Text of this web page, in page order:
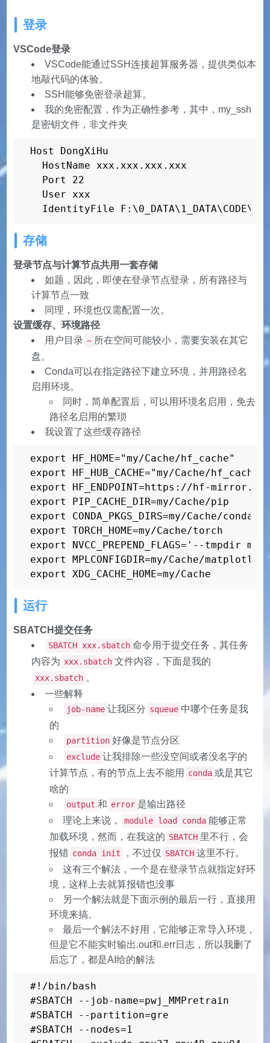
登录
VSCode登录
VSCode能通过SSH连接超算服务器，提供类似本
地敲代码的体验。
SSH能够免密登录超算。
我的免密配置，作为正确性参考，其中，my_ssh
是密钥文件，非文件夹
Host DongXiHu
  HostName xxx.xxx.xxx.xxx
  Port 22
  User xxx
IdentityFile
存储
登录节点与计算节点共用一套存储
如题，因此，即便在登录节点登录，所有路径与
计算节点一致
同理，环境也仅需配置一次。
设置缓存、环境路径
用户目录 ~ 所在空间可能较小，需要安装在其它
盘。
Conda可以在指定路径下建立环境，并用路径名
启用环境。
同时，简单配置后，可以用环境名启用，免去
路径名启用的繁琐
我设置了这些缓存路径
export HF_HOME="my/Cache/hf_cache"
export HF_HUB_CACHE="my/Cache/hf_cache/
export HF_ENDPOINT=https://hf-
export PIP_CACHE_DIR=my/Cache/pip
export CONDA_PKGS_DIRS=my/Cache/conda
export TORCH_HOME=my/Cache/torch
export NVCC_PREPEND_FLAGS='--tmpdir my/
export MPLCONFIGDIR=my/Cache/matplotlib
export XDG_CACHE_HOME=my/Cache
运行
SBATCH提交任务
SBATCH xxx.sbatch 命令用于提交任务，其任务
内容为 xxx.sbatch 文件内容，下面是我的
xxx.sbatch 。
一些解释
job-name 让我区分 squeue 中哪个任务是我
的
partition 好像是节点分区
exclude 让我排除一些没空间或者没名字的
计算节点，有的节点上去不能用
conda 或是其它
啥的
output 和 error 是输出路径
理论上来说，
module load conda 能够正常
加载环境，然而，在我这的 SBATCH 里不行，会
报错 conda init ，不过仅 SBATCH 这里不行。
这有三个解法，一个是在登录节点就指定好环
境，这样上去就算报错也没事
另一个解法就是下面示例的最后一行，直接用
环境来搞。
最后一个解法不好用，它能够正常导入环境，
但是它不能实时输出.out和.err日志，所以我删了
后忘了，都是AI给的解法
#!/bin/bash
#SBATCH --job-name=pwj_MMPretrain
#SBATCH --partition=gre
#SBATCH --nodes=1